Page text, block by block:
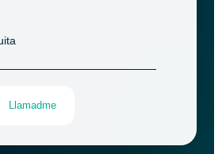
Llamadme